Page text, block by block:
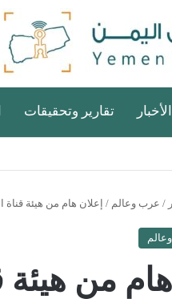
الأخبار تقارير وتحقيقات
/ عرب وعالم / إعلان هام من هيئة
هام من